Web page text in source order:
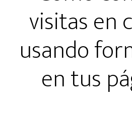
visitas en
usando
en tus